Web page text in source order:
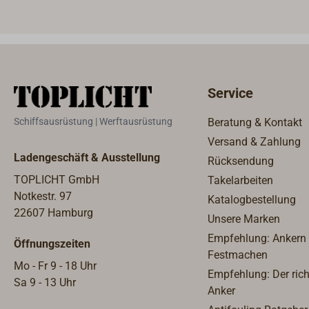
verarbeitet.Der Verbrauch richtet
der Verstärkungslage.Zur
Beschichtung poriger und glatter
Oberflächen.Als Tränkharz für
Beschichtungen und Formteile in
Vergußmasse für Schaltungen
cm in einem
Arbeitsgang.Ergiebigkeit
/Verbrauch:z.B. 0,9 kg/m² bei
Glasmatte 300g;1,2 kg/m² bei
Schiffsausrüstung | Werftausrüstung
Ladengeschäft & Ausstellung
TOPLICHT GmbH
Notkestr. 97
22607 Hamburg
Öffnungszeiten
Mo - Fr 9 - 18 Uhr
Sa 9 - 13 Uhr
Service
Beratung & Kontakt
Versand & Zahlung
Rücksendung
Takelarbeiten
Katalogbestellung
Unsere Marken
Empfehlung: Ankern
Festmachen
Empfehlung: Der
Anker